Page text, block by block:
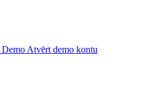
Demo Atvērt demo kontu